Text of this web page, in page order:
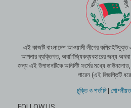
এই কাজটি বাংলাদেশ আওয়ামী লীগের
আপনার ব্যক্তিগত, অবাণিজ্যিকব্যবহারের জন্য
জন্য এই উপাদানটিকে অনির্দিষ্ট ফর্মের মধ্যে
পারেন (এই বিজ্ঞপ্তিটি
চুক্তি ও শর্তাদি|